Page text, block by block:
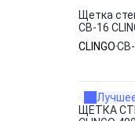
Щетка
CB-16
CLINGO
ЩЕТКА